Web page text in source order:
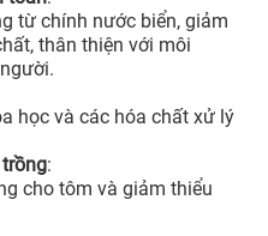
từ chính nước biển, giảm
thân thiện với môi
học và các hóa chất xử lý
:
cho tôm và giảm thiểu